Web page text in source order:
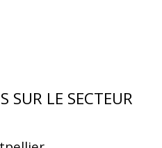
SUR LE SECTEUR